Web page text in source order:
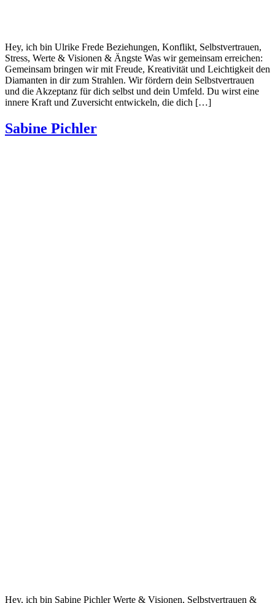
Hey, ich bin Ulrike Frede Beziehungen, Konflikt, Selbstvertrauen,
Stress, Werte & Visionen & Ängste Was wir gemeinsam erreichen:
Gemeinsam bringen wir mit Freude, Kreativität und Leichtigkeit den
Diamanten in dir zum Strahlen. Wir fördern dein Selbstvertrauen
und die Akzeptanz für dich selbst und dein Umfeld. Du wirst eine
innere Kraft und Zuversicht entwickeln, die dich […]
Sabine Pichler
Hey, ich bin Sabine Pichler Werte & Visionen, Selbstvertrauen &